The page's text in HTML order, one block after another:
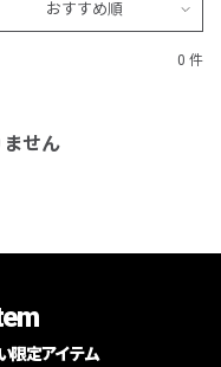
おすすめ順
0 件
せん
限定アイテム